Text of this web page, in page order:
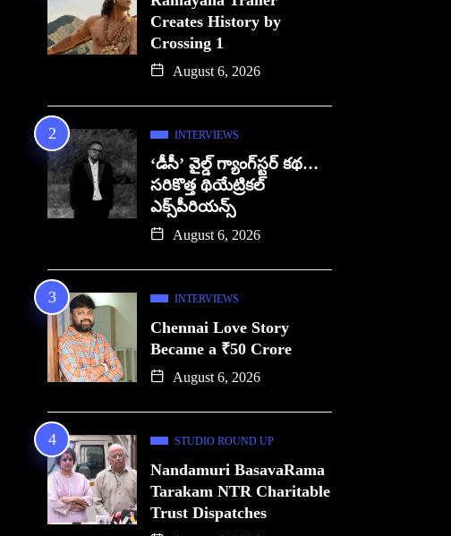
Creates History by
Crossing 1
August 6, 2026
INTERVIEWS
‘డీసీ’ వైల్డ్ గ్యాంగ్‌స్టర్ కథ…
సరికొత్త థియేట్రికల్
ఎక్స్‌పీరియన్స్
August 6, 2026
INTERVIEWS
Chennai Love Story
Became a ₹50 Crore
August 6, 2026
STUDIO ROUND UP
Nandamuri BasavaRama
Tarakam NTR Charitable
Trust Dispatches